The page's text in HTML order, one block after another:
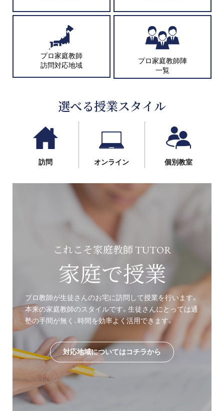
プロ家庭教師
訪問対応地域
プロ家庭教師陣
一覧
選べる授業スタイル
訪問 オンライン 個別教室
これこそ家庭教師 TUTOR
家庭で授業
プロ教師が生徒さんのお宅に訪問して授業を行います。
本来の家庭教師のスタイルです。生徒さんにとっては通
塾の手間が無く、時間を効率よく活用できます。
対応地域についてはコチラから